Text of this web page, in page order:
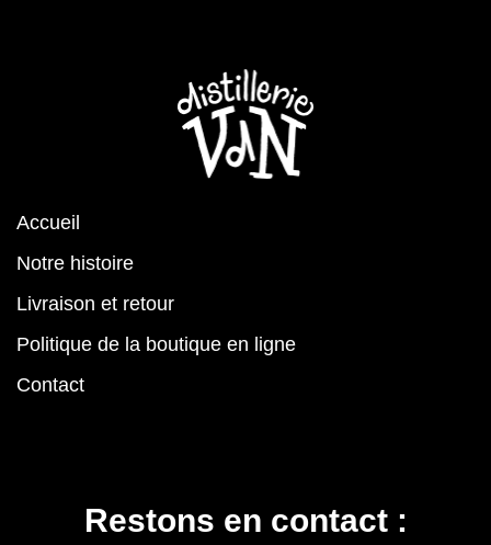
Accueil
Notre histoire
Livraison et retour
Politique de la boutique en ligne
Contact
Restons en contact :